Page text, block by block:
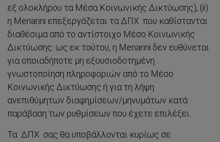
εξ ολοκλήρου τα Μέσα Κοινωνικής Δικτύωσης), (ii)
η Menarini επεξεργάζεται τα ΔΠΧ που καθίστανται
διαθέσιμα από το αντίστοιχο Μέσο Κοινωνικής
Δικτύωσης: ως εκ τούτου, η Menarini δεν ευθύνεται
για οποιαδήποτε μη εξουσιοδοτημένη
γνωστοποίηση πληροφοριών από το Μέσο
Κοινωνικής Δικτύωσης ή για τη λήψη
ανεπιθύμητων διαφημίσεων/μηνυμάτων κατά
παράβαση των ρυθμίσεων που έχετε επιλέξει.
Τα ΔΠΧ σας θα υποβάλλονται κυρίως σε